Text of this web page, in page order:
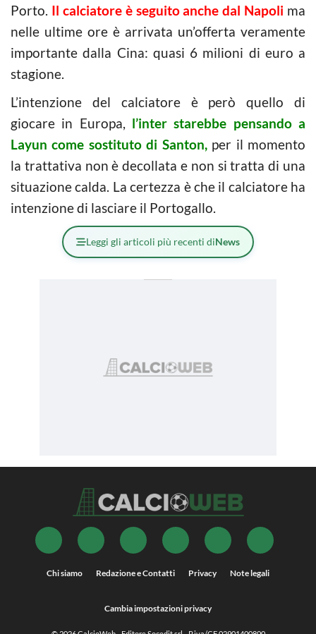
Porto. Il calciatore è seguito anche dal Napoli ma
nelle ultime ore è arrivata un’offerta veramente
importante dalla Cina: quasi 6 milioni di euro a
stagione.
L’intenzione del calciatore è però quello di
giocare in Europa, l’inter starebbe pensando a
Layun come sostituto di Santon,per il momento
la trattativa non è decollata e non si tratta di una
situazione calda. La certezza è che il calciatore ha
intenzione di lasciare il Portogallo.
Leggi gli articoli più recenti diNews
Chi siamo Redazione e Contatti Privacy Note legali
Cambia impostazioni privacy